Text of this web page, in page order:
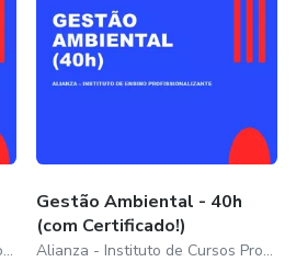
Alianza - Instituto de Cursos Profissionalizantes
Gestão Ambiental - 40h
(com Certificado!)
Alianza - Instituto de Cursos Profissionalizantes